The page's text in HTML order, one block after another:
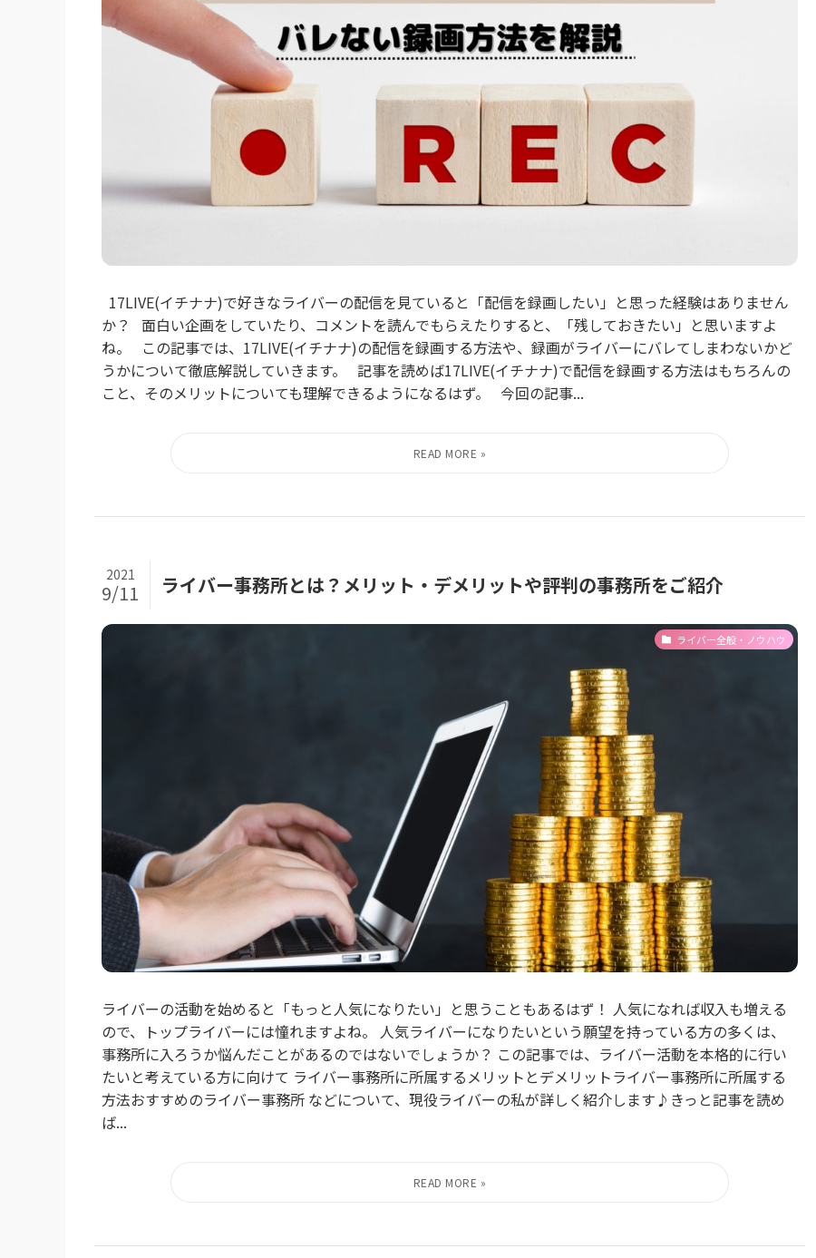
17LIVE(イチナナ)で好きなライバーの配信を見ていると「配信を録画したい」と思った経験はありません
か？ 面白い企画をしていたり、コメントを読んでもらえたりすると、「残しておきたい」と思いますよ
ね。 この記事では、17LIVE(イチナナ)の配信を録画する方法や、録画がライバーにバレてしまわないかど
うかについて徹底解説していきます。 記事を読めば17LIVE(イチナナ)で配信を録画する方法はもちろんの
こと、そのメリットについても理解できるようになるはず。 今回の記事...
ライバー事務所とは？メリット・デメリットや評判の事務所をご紹介
2021
9/11
ライバー全般・ノウハウ
ライバーの活動を始めると「もっと人気になりたい」と思うこともあるはず！ 人気になれば収入も増える
ので、トップライバーには憧れますよね。 人気ライバーになりたいという願望を持っている方の多くは、
事務所に入ろうか悩んだことがあるのではないでしょうか？ この記事では、ライバー活動を本格的に行い
たいと考えている方に向けて ライバー事務所に所属するメリットとデメリットライバー事務所に所属する
方法おすすめのライバー事務所 などについて、現役ライバーの私が詳しく紹介します♪きっと記事を読め
ば...